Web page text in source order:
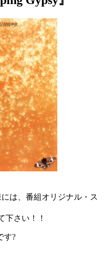
は、番組オリジナル・ス
下さい！！
す?